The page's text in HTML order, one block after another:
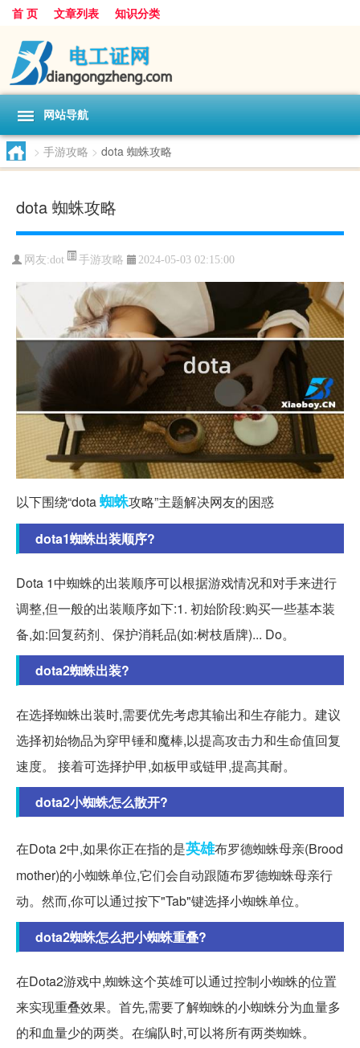
首 页 文章列表 知识分类
网站导航
> 手游攻略 > dota 蜘蛛攻略
dota 蜘蛛攻略
网友:dot 手游攻略 2024-05-03 02:15:00
以下围绕“dota蜘蛛攻略”主题解决网友的困惑
dota1蜘蛛出装顺序?
Dota 1中蜘蛛的出装顺序可以根据游戏情况和对手来进行
调整,但一般的出装顺序如下:1. 初始阶段:购买一些基本装
备,如:回复药剂、保护消耗品(如:树枝盾牌)... Do。
dota2蜘蛛出装?
在选择蜘蛛出装时,需要优先考虑其输出和生存能力。建议
选择初始物品为穿甲锤和魔棒,以提高攻击力和生命值回复
速度。 接着可选择护甲,如板甲或链甲,提高其耐。
dota2小蜘蛛怎么散开?
在Dota 2中,如果你正在指的是英雄布罗德蜘蛛母亲(Brood
mother)的小蜘蛛单位,它们会自动跟随布罗德蜘蛛母亲行
动。然而,你可以通过按下"Tab"键选择小蜘蛛单位。
dota2蜘蛛怎么把小蜘蛛重叠?
在Dota2游戏中,蜘蛛这个英雄可以通过控制小蜘蛛的位置
来实现重叠效果。首先,需要了解蜘蛛的小蜘蛛分为血量多
的和血量少的两类。在编队时,可以将所有两类蜘蛛。